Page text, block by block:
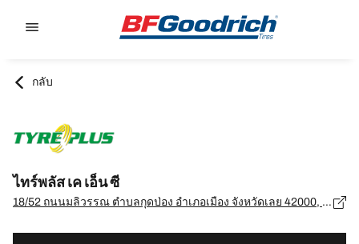
กลับ
ไทร์พลัส เค เอ็น ซี
18/52 ถนนมลิวรรณ ตำบลกุดป่อง อำเภอเมือง จังหวัดเลย 42000, เลย - 42000